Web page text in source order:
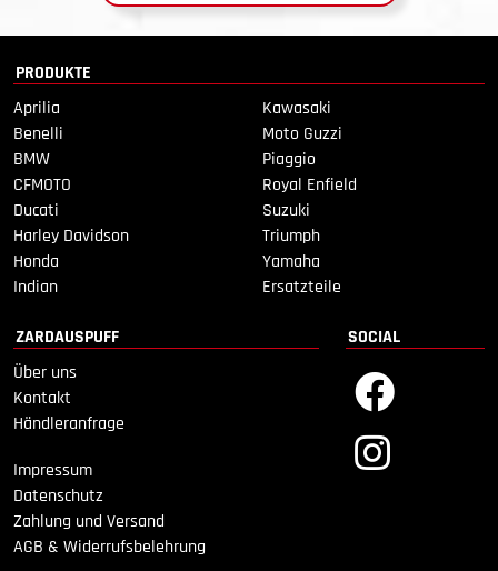
PRODUKTE
Aprilia
Benelli
BMW
CFMOTO
Ducati
Harley Davidson
Honda
Indian
Kawasaki
Moto Guzzi
Piaggio
Royal Enfield
Suzuki
Triumph
Yamaha
Ersatzteile
ZARDAUSPUFF
Über uns
Kontakt
Händleranfrage
Impressum
Datenschutz
Zahlung und Versand
AGB & Widerrufsbelehrung
SOCIAL